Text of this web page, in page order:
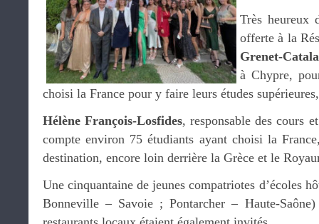
Très heureux
offerte à la
Grenet-
à Chypre,
choisi la France pour y faire leurs études
Hélène François-Losfides, responsable des cours
compte environ 75 étudiants ayant choisi la
destination, encore loin derrière la Grèce et le
Une cinquantaine de jeunes compatriotes d’écoles
Bonneville – Savoie ; Pontarcher – Haute-